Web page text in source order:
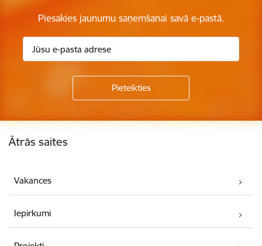
Piesakies jaunumu saņemšanai savā e-pastā.
Kājene
Ātrās saites
Vakances
Iepirkumi